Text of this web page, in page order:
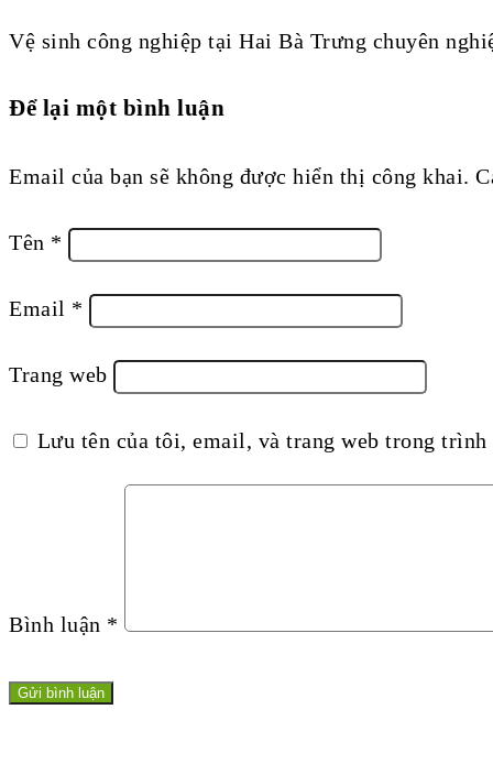
Vệ sinh công nghiệp tại Hai Bà Trưng chuyên
Để lại một bình luận
Email của bạn sẽ không được hiển thị công khai.
Tên *
Email *
Trang web
Lưu tên của tôi, email, và trang web trong
Bình luận *